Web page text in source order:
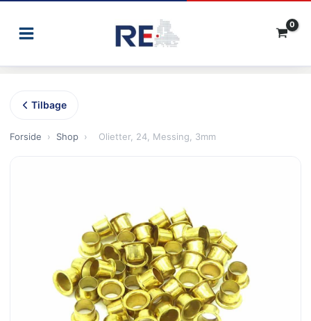
Tilbage
Forside › Shop › Olietter, 24, Messing, 3mm